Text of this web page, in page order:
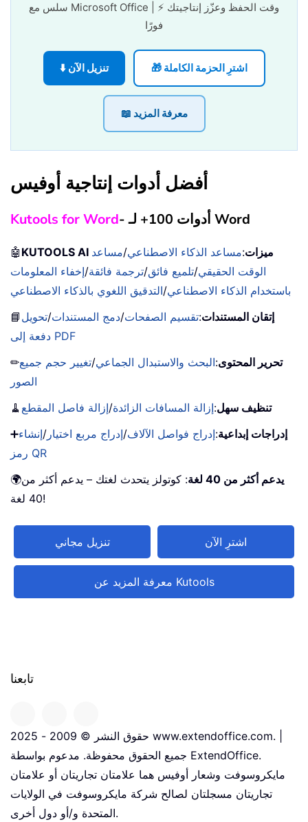
سلس مع Microsoft Office | ⚡ وقت الحفظ وعزّز إنتاجيتك
فورًا
⬇️ تنزيل الآن 🎁 اشترِ الحزمة الكاملة
📖 معرفة المزيد
أفضل أدوات إنتاجية أوفيس
Kutools for Word - أدوات 100+ لـ Word
🤖 KUTOOLS AI ميزات:مساعد الذكاء الاصطناعي/مساعد
الوقت الحقيقي/تلميع فائق/ترجمة فائقة/إخفاء المعلومات
باستخدام الذكاء الاصطناعي/التدقيق اللغوي بالذكاء الاصطناعي
📘
إتقان المستندات:تقسيم الصفحات/دمج المستندات/تحويل
دفعة إلى PDF
✏
تحرير المحتوى:البحث والاستبدال الجماعي/تغيير حجم جميع
الصور
🧹
تنظيف سهل:إزالة المسافات الزائدة/إزالة فاصل المقطع
➕
إدراجات إبداعية:إدراج فواصل الآلاف/إدراج مربع اختيار /إنشاء
رمز QR
🌍
يدعم أكثر من 40 لغة
: كوتولز يتحدث لغتك – يدعم أكثر من
40 لغة!
تنزيل مجاني اشترِ الآن
معرفة المزيد عن Kutools
تابعنا
حقوق النشر © 2009 - 2025 www.extendoffice.com. |
جميع الحقوق محفوظة. مدعوم بواسطة ExtendOffice.
مايكروسوفت وشعار أوفيس هما علامتان تجاريتان أو علامتان
تجاريتان مسجلتان لصالح شركة مايكروسوفت في الولايات
المتحدة و/أو دول أخرى.